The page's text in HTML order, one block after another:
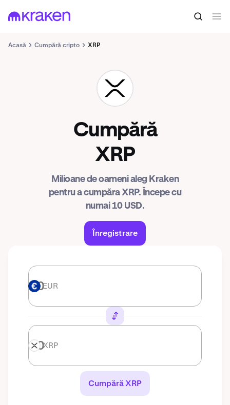
Acasă Cumpără cripto XRP
XRP
Cumpără
XRP
Milioane de oameni aleg Kraken
pentru a cumpăra XRP. Începe cu
numai 10 USD.
Înregistrare
EUR EUR
XRP XRP
Cumpără XRP